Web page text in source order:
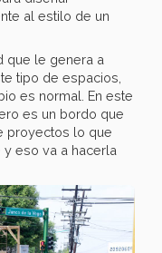
al estilo de un
que le genera a
tipo de espacios,
es normal. En este
es un bordo que
proyectos lo que
eso va a hacerla